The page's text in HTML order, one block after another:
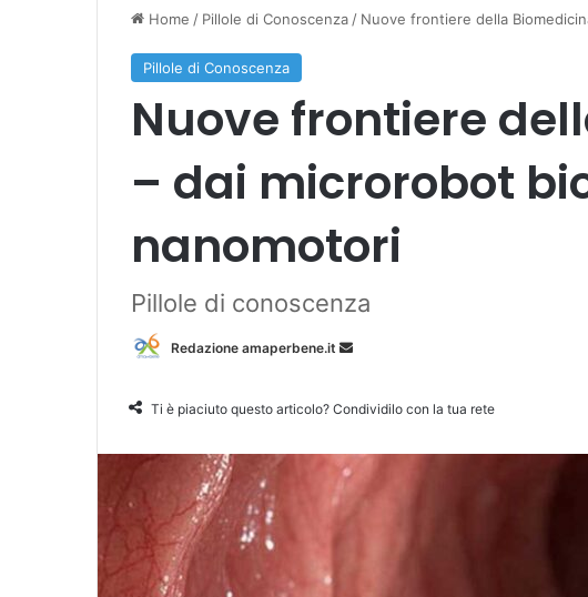
Home / Pillole di Conoscenza / Nuove frontiere della
Pillole di Conoscenza
Nuove frontiere
– dai microrobot
nanomotori
Pillole di conoscenza
Redazione amaperbene.it
a
Ti è piaciuto questo articolo? Condividilo con la tua rete